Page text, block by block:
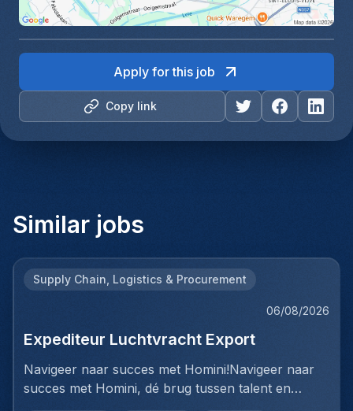
Copy link
Apply for this job
Similar jobs
Supply Chain, Logistics & Procurement
06/08/2026
Expediteur Luchtvracht Export
Navigeer naar succes met Homini!Navigeer naar
succes met Homini, dé brug tussen talent en
uitmuntende opportuniteiten binnen de